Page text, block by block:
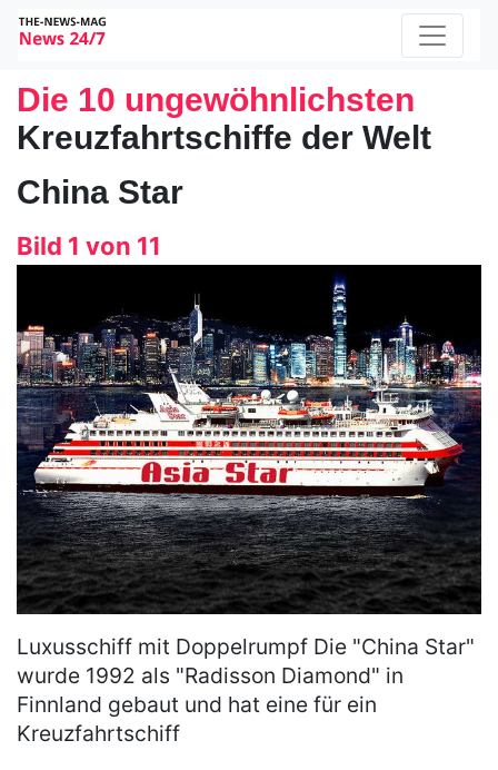
Die 10 ungewöhnlichsten
Kreuzfahrtschiffe der Welt
China Star
Bild 1 von 11
Luxusschiff mit Doppelrumpf Die "China Star"
wurde 1992 als "Radisson Diamond" in
Finnland gebaut und hat eine für ein
Kreuzfahrtschiff